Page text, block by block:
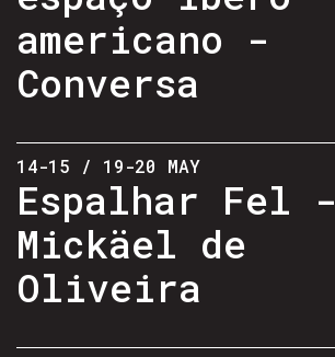
americano -
Conversa
14-15 / 19-20 MAY
Espalhar Fel -
Mickäel de
Oliveira